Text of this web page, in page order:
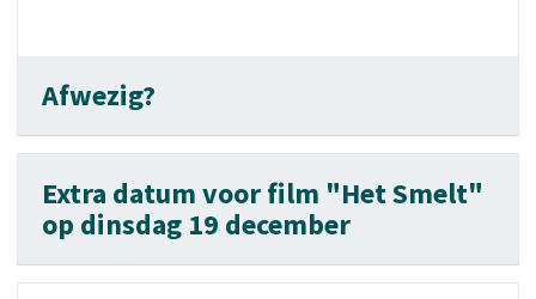
Afwezig?
Extra datum voor film "Het Smelt"
op dinsdag 19 december